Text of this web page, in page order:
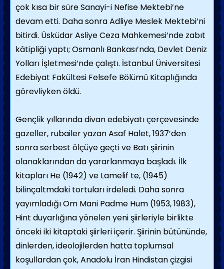
çok kısa bir süre Sanayi-i Nefise Mektebi’ne
devam etti. Daha sonra Adliye Meslek Mektebi’ni
bitirdi. Üsküdar Asliye Ceza Mahkemesi’nde zabıt
kâtipliği yaptı; Osmanlı Bankası’nda, Devlet Deniz
Yolları İşletmesi’nde çalıştı. İstanbul Üniversitesi
Edebiyat Fakültesi Felsefe Bölümü Kitaplığında
görevliyken öldü.
Gençlik yıllarında divan edebiyatı çerçevesinde
gazeller, rubailer yazan Asaf Halet, 1937’den
sonra serbest ölçüye geçti ve Batı şiirinin
olanaklarından da yararlanmaya başladı. İlk
kitapları He (1942) ve Lamelif te, (1945)
bilinçaltmdaki tortuları irdeledi. Daha sonra
yayımladığı Om Mani Padme Hum (1953, 1983),
Hint duyarlığına yönelen yeni şiirleriyle birlikte
önceki iki kitaptaki şiirleri içerir. Şiirinin bütününde,
dinlerden, ideolojilerden hatta toplumsal
koşullardan çok, Anadolu İran Hindistan çizgisi